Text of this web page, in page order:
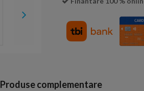
Produse complementare